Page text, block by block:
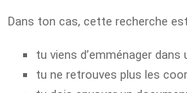
Dans ton cas, cette recherche
tu viens d’emménager dans
tu ne retrouves plus les